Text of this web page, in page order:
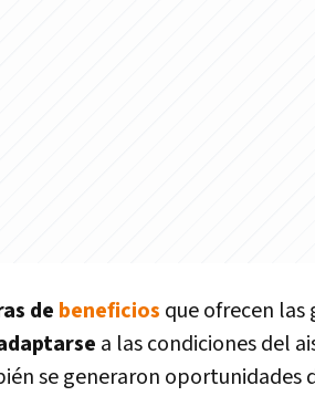
de beneficios que ofrecen las
a las condiciones del
se generaron oportunidades